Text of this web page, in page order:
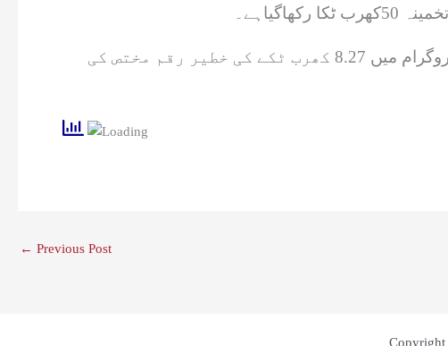
بنگلا دیش نے ٹرانسپورٹ ‘توانائی ‘انفرااسٹرکچر ‘دیہی ترقی اور تعلیمی شعبوں کیلئے سالانہ ترقیاتی پروگرام میں 8.27 کھرب ٹکے کی خطیر رقم مختص کی
← Previous Post